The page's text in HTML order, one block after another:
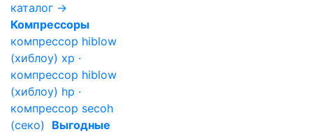
каталог →
Компрессоры
компрессор hiblow
(хиблоу) xp ·
компрессор hiblow
(хиблоу) hp ·
компрессор secoh
(секо)
Выгодные